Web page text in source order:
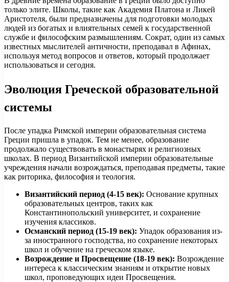
только элите. Школы, такие как Академия Платона и Ликей
Аристотеля, были предназначены для подготовки молодых
людей из богатых и влиятельных семей к государственной
службе и философским размышлениям. Сократ, один из самых
известных мыслителей античности, преподавал в Афинах,
используя метод вопросов и ответов, который продолжает
использоваться и сегодня.
Эволюция Греческой образовательной
системы
После упадка Римской империи образовательная система
Греции пришла в упадок. Тем не менее, образование
продолжало существовать в монастырях и религиозных
школах. В период Византийской империи образовательные
учреждения начали возрождаться, преподавая предметы, такие
как риторика, философия и теология.
Византийский период (4-15 век): Основание крупных
образовательных центров, таких как
Константинопольский университет, и сохранение
изучения классиков.
Османский период (15-19 век): Упадок образования из-
за иностранного господства, но сохранение некоторых
школ и обучение на греческом языке.
Возрождение и Просвещение (18-19 век): Возрождение
интереса к классическим знаниям и открытие новых
школ, проповедующих идеи Просвещения.